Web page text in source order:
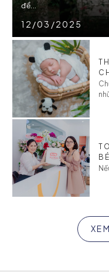
12/03/2025
để...